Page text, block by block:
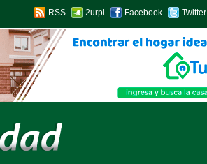
RSS 2urpi Facebook Twitter